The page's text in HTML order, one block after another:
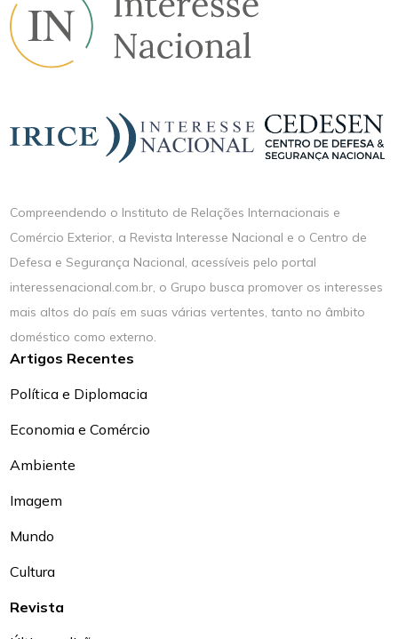
Compreendendo o Instituto de Relações Internacionais e
Comércio Exterior, a Revista Interesse Nacional e o Centro de
Defesa e Segurança Nacional, acessíveis pelo portal
interessenacional.com.br, o Grupo busca promover os interesses
mais altos do país em suas várias vertentes, tanto no âmbito
doméstico como externo.
Artigos Recentes
Política e Diplomacia
Economia e Comércio
Ambiente
Imagem
Mundo
Cultura
Revista